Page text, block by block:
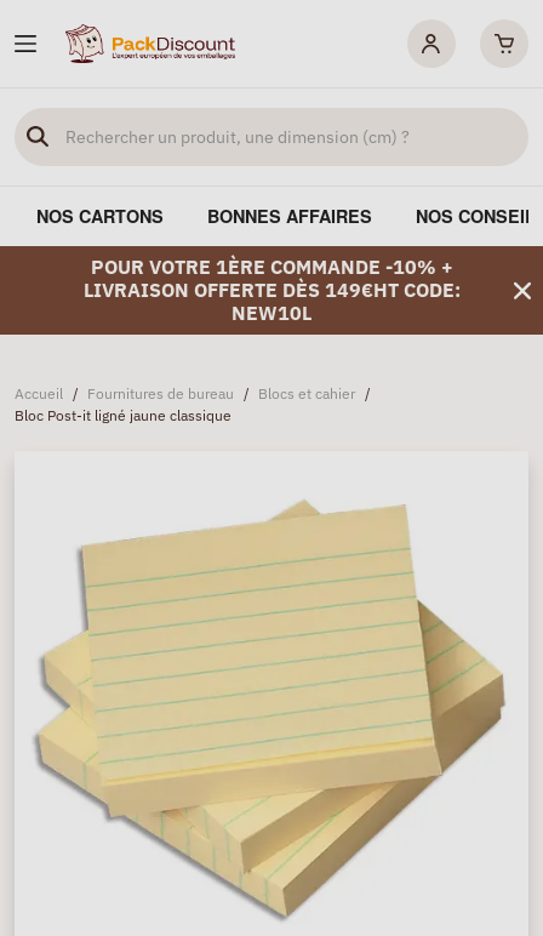
NOS CARTONS BONNES AFFAIRES NOS
POUR VOTRE 1ÈRE COMMANDE -10% +
LIVRAISON OFFERTE DÈS 149€HT CODE:
NEW10L
Accueil / Fournitures de bureau / Blocs et cahier /
Bloc Post-it ligné jaune classique